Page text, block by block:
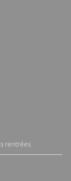
rentrées